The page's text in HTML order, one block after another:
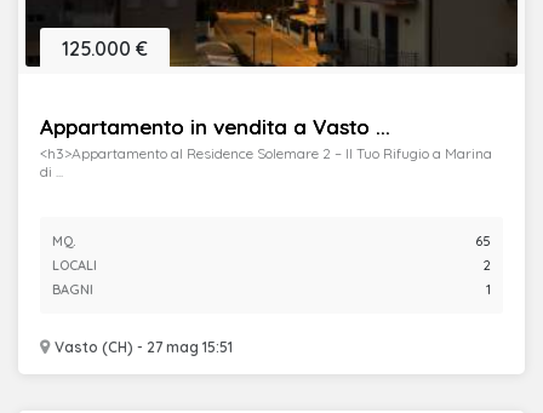
Appartamento in vendita a Vasto ...
Vasto (CH) - 27 mag 15:51
125.000 €
<h3>Appartamento al Residence Solemare 2 – Il Tuo Rifugio a Marina
di ...
MQ.
65
LOCALI
2
BAGNI
1